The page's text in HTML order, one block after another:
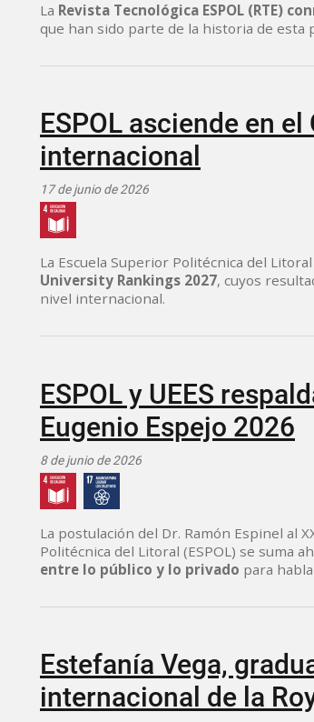
La Revista Tecnológica ESPOL (RTE)
que han sido parte de la historia de esta
ESPOL asciende en
internacional
17 de junio de 2026
La Escuela Superior Politécnica del Litoral
University Rankings 2027, cuyos
nivel internacional.
ESPOL y UEES
Eugenio Espejo 2026
8 de junio de 2026
La postulación del Dr. Ramón Espinel al
Politécnica del Litoral (ESPOL) se suma
entre lo público y lo privado para
Estefanía Vega,
internacional de la